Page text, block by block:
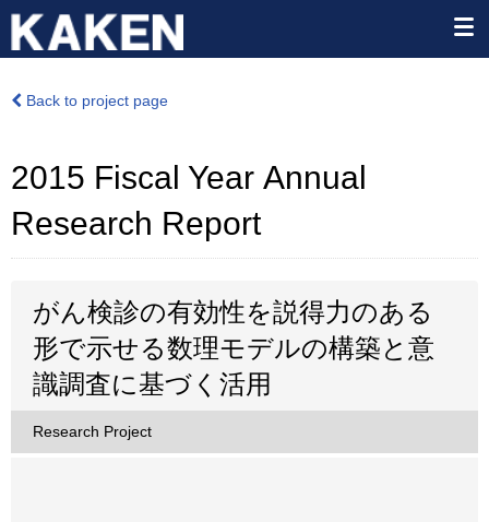
Back to project page
2015 Fiscal Year Annual
Research Report
がん検診の有効性を説得力のある
形で示せる数理モデルの構築と意
識調査に基づく活用
Research Project